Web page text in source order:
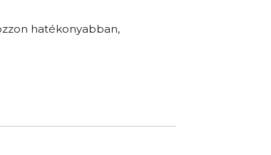
hatékonyabban,